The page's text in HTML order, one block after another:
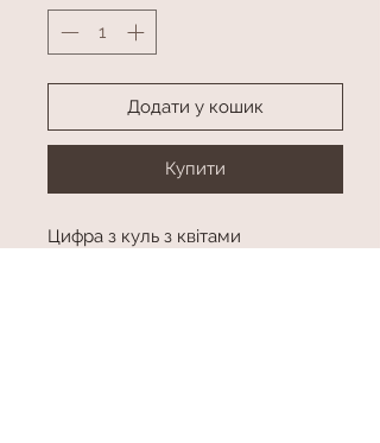
Додати у кошик
Купити
Цифра з куль з квітами